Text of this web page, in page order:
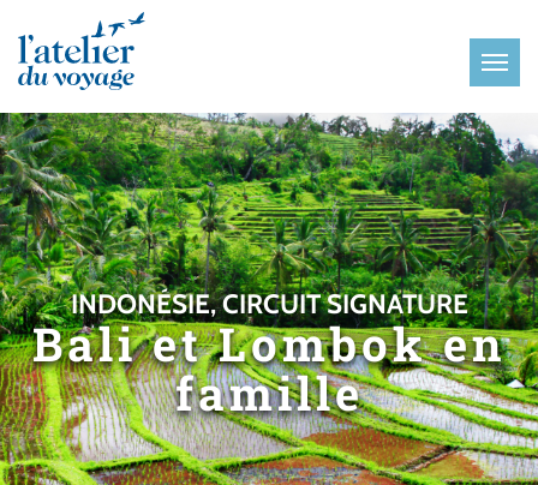
INDONÉSIE, CIRCUIT SIGNATURE
Bali et Lombok en
famille
Panneau de gestion des cookies